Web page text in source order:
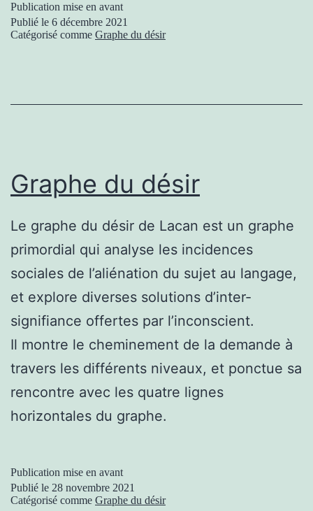
Publication mise en avant
Publié le 6 décembre 2021
Catégorisé comme Graphe du désir
Graphe du désir
Le graphe du désir de Lacan est un graphe
primordial qui analyse les incidences
sociales de l’aliénation du sujet au langage,
et explore diverses solutions d’inter-
signifiance offertes par l’inconscient.
Il montre le cheminement de la demande à
travers les différents niveaux, et ponctue sa
rencontre avec les quatre lignes
horizontales du graphe.
Publication mise en avant
Publié le 28 novembre 2021
Catégorisé comme Graphe du désir